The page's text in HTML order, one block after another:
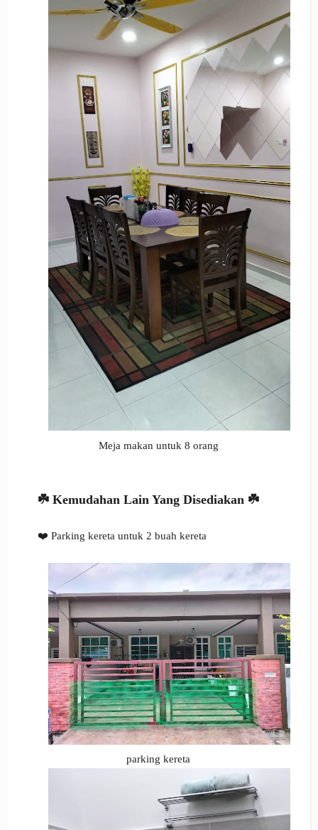
Meja makan untuk 8 orang
☘️ Kemudahan Lain Yang Disediakan ☘️
❤️ Parking kereta untuk 2 buah kereta
parking kereta